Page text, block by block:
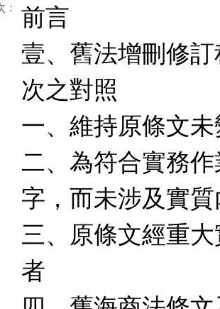
前言
壹、舊法增刪修
次之對照
一、維持原條文
二、為符合實務
字，而未涉及實
三、原條文經重
者